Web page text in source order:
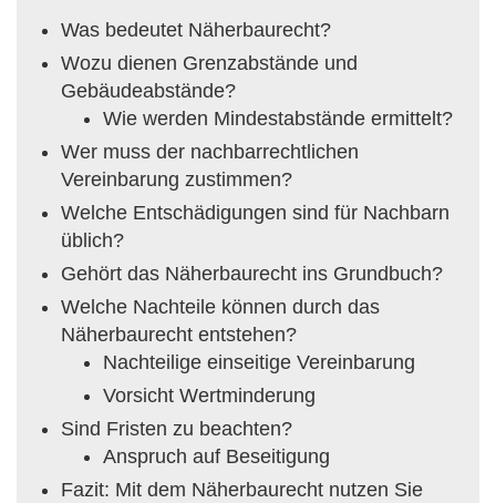
Was bedeutet Näherbaurecht?
Wozu dienen Grenzabstände und
Gebäudeabstände?
Wie werden Mindestabstände ermittelt?
Wer muss der nachbarrechtlichen
Vereinbarung zustimmen?
Welche Entschädigungen sind für Nachbarn
üblich?
Gehört das Näherbaurecht ins Grundbuch?
Welche Nachteile können durch das
Näherbaurecht entstehen?
Nachteilige einseitige Vereinbarung
Vorsicht Wertminderung
Sind Fristen zu beachten?
Anspruch auf Beseitigung
Fazit: Mit dem Näherbaurecht nutzen Sie